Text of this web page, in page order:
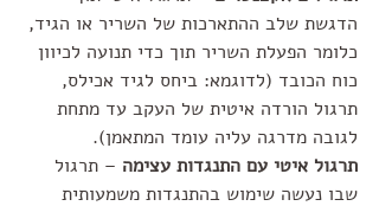
הדגשת שלב ההתארכות של השריר או הגיד,
כלומר הפעלת השריר תוך כדי תנועה לכיוון
כוח הכובד (לדוגמא: ביחס לגיד אכילס,
תרגול הורדה איטית של העקב עד מתחת
לגובה מדרגה עליה עומד המתאמן).
תרגול איטי עם התנגדות עצימה – תרגול
שבו נעשה שימוש בהתנגדות משמעותית